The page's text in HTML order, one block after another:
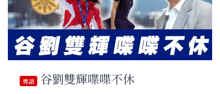
政
權
會
否
瞬
間
塌？
粵語 谷劉雙輝喋喋不休